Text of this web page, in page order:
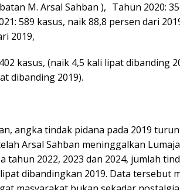
M. Arsal Sahban ), Tahun 2020:
589 kasus, naik 88,8 persen dari
2019,
kasus, (naik 4,5 kali lipat dibanding
dibanding 2019).
angka tindak pidana pada 2019
Arsal Sahban meninggalkan
tahun 2022, 2023 dan 2024, jumlah
dibandingkan 2019. Data tersebut